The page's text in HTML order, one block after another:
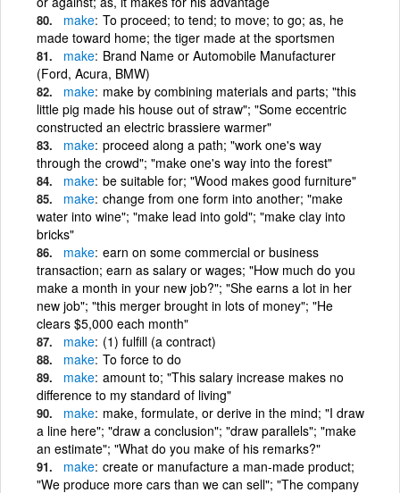
make To proceed; to tend; to move; to go; as, he
made toward home; the tiger made at the sportsmen
make Brand Name or Automobile Manufacturer
(Ford, Acura, BMW)
make make by combining materials and parts; "this
little pig made his house out of straw"; "Some eccentric
constructed an electric brassiere warmer"
make proceed along a path; "work one's way
through the crowd"; "make one's way into the forest"
make be suitable for; "Wood makes good furniture"
make change from one form into another; "make
water into wine"; "make lead into gold"; "make clay into
bricks"
make earn on some commercial or business
transaction; earn as salary or wages; "How much do you
make a month in your new job?"; "She earns a lot in her
new job"; "this merger brought in lots of money"; "He
clears $5,000 each month"
make (1) fulfill (a contract)
make To force to do
make amount to; "This salary increase makes no
difference to my standard of living"
make make, formulate, or derive in the mind; "I draw
a line here"; "draw a conclusion"; "draw parallels"; "make
an estimate"; "What do you make of his remarks?"
make create or manufacture a man-made product;
"We produce more cars than we can sell"; "The company